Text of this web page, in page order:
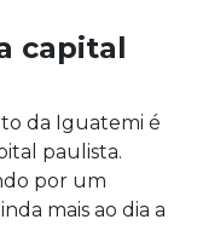
capital
da Iguatemi é
paulista.
por um
mais ao dia a